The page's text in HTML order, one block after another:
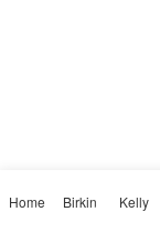
Home Birkin Kelly